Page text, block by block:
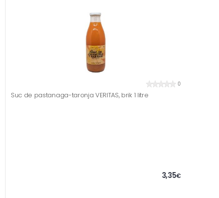
0
Suc de pastanaga-taronja VERITAS, brik 1 litre
3,35€